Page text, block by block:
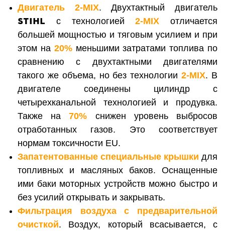
Двигатель 2-MIX. Двухтактный двигатель
STIHL с технологией2-MIX отличается
большей мощностью и тяговым усилием и при
этом на 20%меньшими затратами топлива по
сравнению с двухтактными двигателями
такого же объема, но без технологии2-МIX. В
двигателе соединены цилиндр с
четырехканальной технологией и продувка.
Также на70% снижен уровень выбросов
отработанных газов. Это соответствует
нормам токсичности EU.
Запатентованные специальные крышки для
топливных и масляных баков. Оснащенные
ими баки моторных устройств можно быстро и
без усилий открывать и закрывать.
Фильтрация воздуха с предварительной
очисткой. Воздух, который всасывается, с